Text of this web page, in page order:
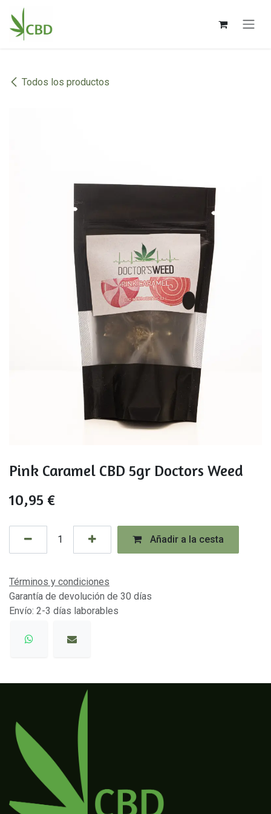
Ir al contenido
Todos los productos
Pink Caramel CBD 5gr Doctors Weed
10,95 €
Añadir a la cesta
Términos y condiciones
Garantía de devolución de 30 días
Envío: 2-3 días laborables